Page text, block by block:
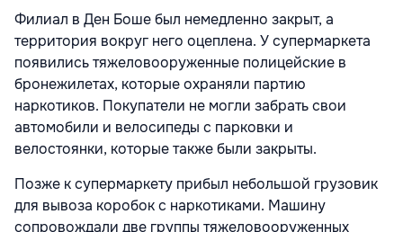
Филиал в Ден Боше был немедленно закрыт, а
территория вокруг него оцеплена. У супермаркета
появились тяжеловооруженные полицейские в
бронежилетах, которые охраняли партию
наркотиков. Покупатели не могли забрать свои
автомобили и велосипеды с парковки и
велостоянки, которые также были закрыты.
Позже к супермаркету прибыл небольшой грузовик
для вывоза коробок с наркотиками. Машину
сопровождали две группы тяжеловооруженных